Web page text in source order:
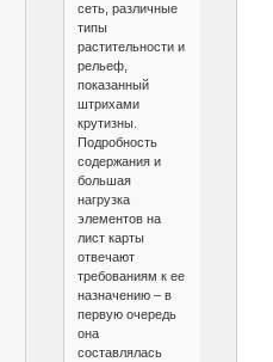
сеть, различные
типы
растительности и
рельеф,
показанный
штрихами
крутизны.
Подробность
содержания и
большая
нагрузка
элементов на
лист карты
отвечают
требованиям к ее
назначению – в
первую очередь
она
составлялась